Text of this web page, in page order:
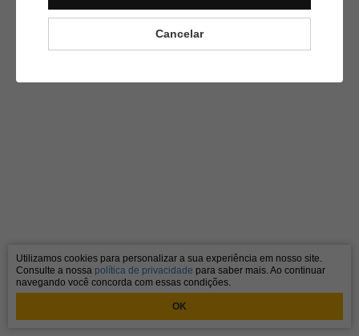
Cancelar
Utilizamos cookies para personalizar a sua experiência em nosso site.
Consulte a nossa política de privacidade para saber mais. Ao continuar
navegando você concorda com essas condições.
OK